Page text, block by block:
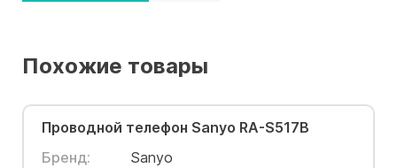
Похожие товары
Проводной телефон Sanyo RA-S517B
Бренд:
Sanyo